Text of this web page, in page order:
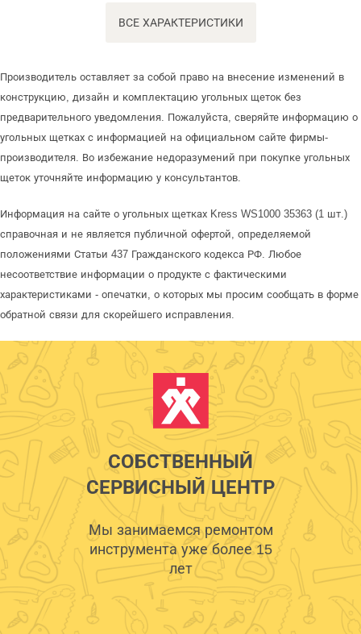
ВСЕ ХАРАКТЕРИСТИКИ
Производитель оставляет за собой право на внесение изменений в
конструкцию, дизайн и комплектацию угольных щеток без
предварительного уведомления. Пожалуйста, сверяйте информацию о
угольных щетках с информацией на официальном сайте фирмы-
производителя. Во избежание недоразумений при покупке угольных
щеток уточняйте информацию у консультантов.
Информация на сайте о угольных щетках Kress WS1000 35363 (1 шт.)
справочная и не является публичной офертой, определяемой
положениями Статьи 437 Гражданского кодекса РФ. Любое
несоответствие информации о продукте с фактическими
характеристиками - опечатки, о которых мы просим сообщать в форме
обратной связи для скорейшего исправления.
СОБСТВЕННЫЙ
СЕРВИСНЫЙ ЦЕНТР
Мы занимаемся ремонтом
инструмента уже более 15
лет